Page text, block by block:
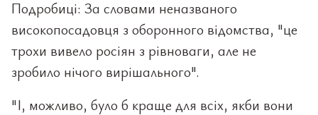
Подробиці: За словами неназваного
високопосадовця з оборонного відомства, "це
трохи вивело росіян з рівноваги, але не
зробило нічого вирішального".
"І, можливо, було б краще для всіх, якби вони